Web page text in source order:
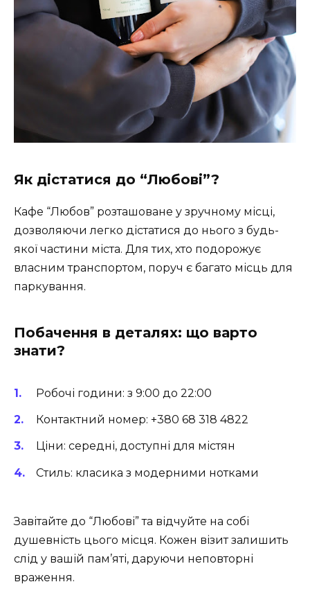
Як дістатися до “Любові”?
Кафе “Любов” розташоване у зручному місці,
дозволяючи легко дістатися до нього з будь-
якої частини міста. Для тих, хто подорожує
власним транспортом, поруч є багато місць для
паркування.
Побачення в деталях: що варто
знати?
Робочі години: з 9:00 до 22:00
Контактний номер: +380 68 318 4822
Ціни: середні, доступні для містян
Стиль: класика з модерними нотками
Завітайте до “Любові” та відчуйте на собі
душевність цього місця. Кожен візит залишить
слід у вашій пам’яті, даруючи неповторні
враження.